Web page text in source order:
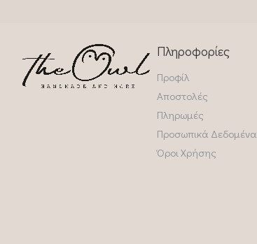
Πληροφορίες
Προφίλ
Αποστολές
Πληρωμές
Προσωπικά Δεδομένα
Όροι Χρήσης